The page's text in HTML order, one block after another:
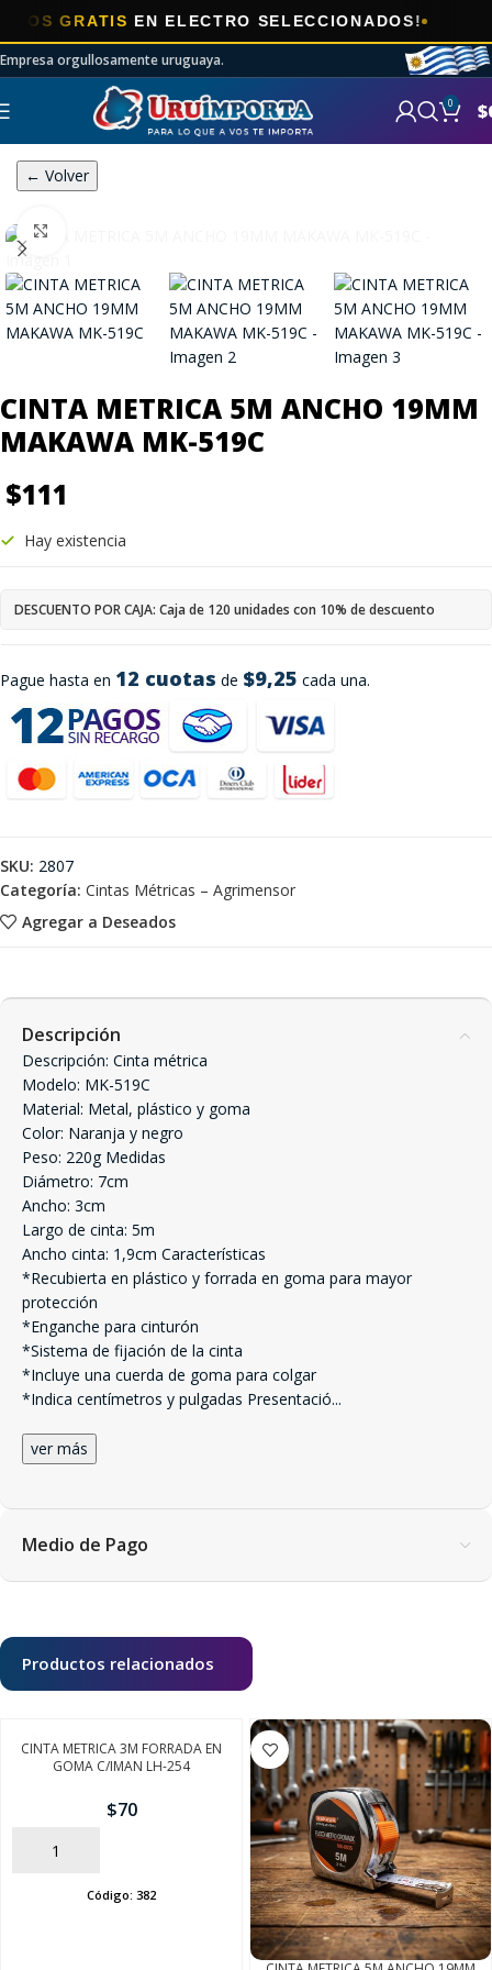
GRATISEN ELECTRO SELECCIONADOS!
Empresa orgullosamente uruguaya.
0 $
← Volver
CINTA METRICA 5M ANCHO 19MM
MAKAWA MK-519C
$111
Pague hasta en 12 cuotas de $9,25 cada una.
Hay existencia
DESCUENTO POR CAJA: Caja de 120 unidades con 10% de descuento
Agregar a Deseados
SKU: 2807
Categoría: Cintas Métricas – Agrimensor
Descripción
Descripción: Cinta métrica
Modelo: MK-519C
Material: Metal, plástico y goma
Color: Naranja y negro
Peso: 220g Medidas
Diámetro: 7cm
Ancho: 3cm
Largo de cinta: 5m
Ancho cinta: 1,9cm Características
*Recubierta en plástico y forrada en goma para mayor
protección
*Enganche para cinturón
*Sistema de fijación de la cinta
*Incluye una cuerda de goma para colgar
*Indica centímetros y pulgadas Presentació...
ver más
Medio de Pago
Productos relacionados
CINTA METRICA 3M FORRADA EN
GOMA C/IMAN LH-254
$70
AÑADIR
Código: 382